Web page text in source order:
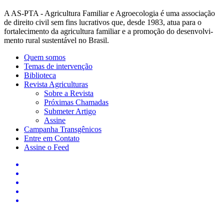
A AS-PTA - Agricultura Familiar e Agro­ecologia é uma associação
de direito civil sem fins lucrativos que, desde 1983, atua para o
fortalecimento da agricultura familiar e a promoção do desenvolvi­
mento rural sustentável no Brasil.
Quem somos
Temas de intervenção
Biblioteca
Revista Agriculturas
Sobre a Revista
Próximas Chamadas
Submeter Artigo
Assine
Campanha Transgênicos
Entre em Contato
Assine o Feed